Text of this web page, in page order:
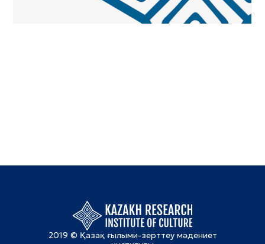
2019 © Қазақ ғылыми-зерттеу мәдениет